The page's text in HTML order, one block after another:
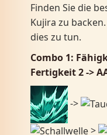
Finden Sie die
Kujira zu
dies zu tun.
Combo 1:
Fertigkeit 2 ->
->
>